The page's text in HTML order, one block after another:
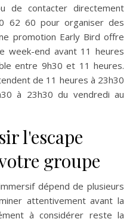
de contacter directement
62 60 pour organiser des
promotion Early Bird offre
week-end avant 11 heures
entre 9h30 et 11 heures.
de 11 heures à 23h30
à 23h30 du vendredi au
l'escape
groupe
dépend de plusieurs
attentivement avant la
à considérer reste la